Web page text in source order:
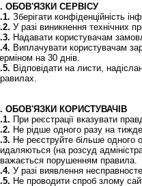
ОБОВ'ЯЗКИ СЕРВІСУ
Зберігати конфіденційність
У разі виникнення технічних
Надавати користувачам
Виплачувати користувачам
на 30 днів.
Відповідати на листи,
ОБОВ'ЯЗКИ КОРИСТУВАЧІВ
При реєстрації вказувати
Не рідше одного разу на
Не реєструйте більше одного
(на розсуд
порушенням правила.
У разі виявлення
Не проводити спроб злому